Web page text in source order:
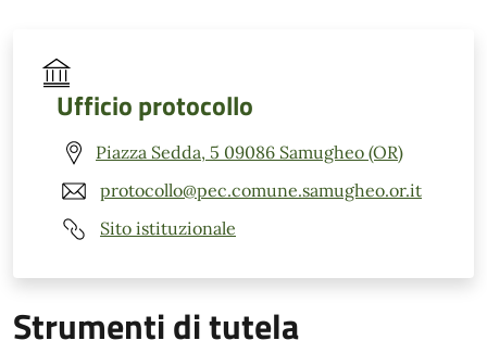
Ufficio protocollo
Piazza Sedda, 5 09086 Samugheo (OR)
protocollo@pec.comune.samugheo.or.it
Sito istituzionale
Strumenti di tutela